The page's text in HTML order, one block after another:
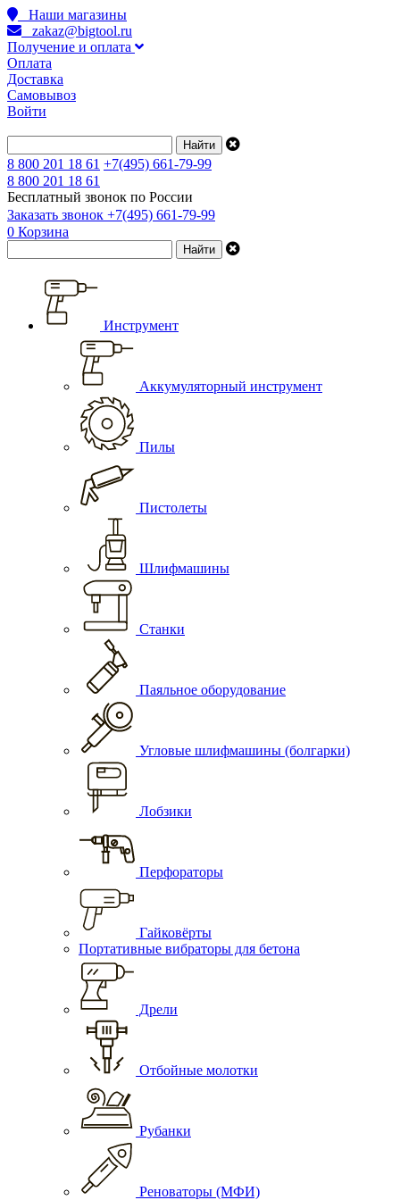
Наши магазины
zakaz@bigtool.ru
Получение и оплата
Оплата
Доставка
Самовывоз
Войти
8 800 201 18 61 +7(495) 661-79-99
8 800 201 18 61
Бесплатный звонок по России
Заказать звонок +7(495) 661-79-99
0 Корзина
Инструмент
Аккумуляторный инструмент
Пилы
Пистолеты
Шлифмашины
Станки
Паяльное оборудование
Угловые шлифмашины (болгарки)
Лобзики
Перфораторы
Гайковёрты
Портативные вибраторы для бетона
Дрели
Отбойные молотки
Рубанки
Реноваторы (МФИ)